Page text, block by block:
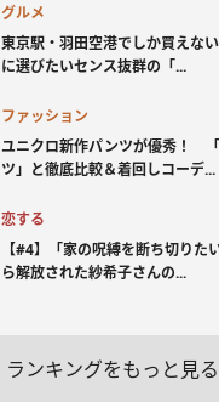
グルメ
東京駅・羽田空港でしか買えな
に選びたいセンス抜群の「...
ファッション
ユニクロ新作パンツが優秀！
ツ」と徹底比較＆着回しコーデ...
恋する
【#4】「家の呪縛を断ち切りた
ら解放された紗希子さんの...
ランキングをもっと見る